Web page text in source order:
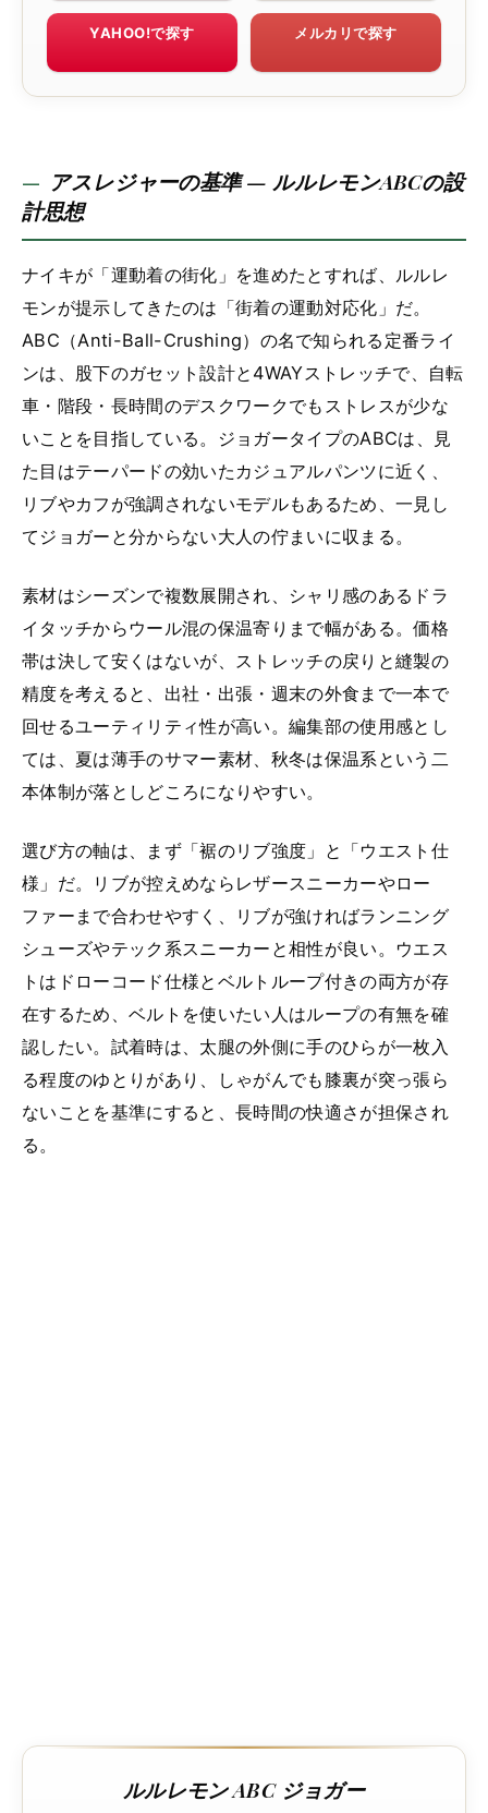
YAHOO!で探す メルカリで探す
アスレジャーの基準 — ルルレモンABCの設
計思想
ナイキが「運動着の街化」を進めたとすれば、ルルレ
モンが提示してきたのは「街着の運動対応化」だ。
ABC（Anti-Ball-Crushing）の名で知られる定番ライ
ンは、股下のガセット設計と4WAYストレッチで、自転
車・階段・長時間のデスクワークでもストレスが少な
いことを目指している。ジョガータイプのABCは、見
た目はテーパードの効いたカジュアルパンツに近く、
リブやカフが強調されないモデルもあるため、一見し
てジョガーと分からない大人の佇まいに収まる。
素材はシーズンで複数展開され、シャリ感のあるドラ
イタッチからウール混の保温寄りまで幅がある。価格
帯は決して安くはないが、ストレッチの戻りと縫製の
精度を考えると、出社・出張・週末の外食まで一本で
回せるユーティリティ性が高い。編集部の使用感とし
ては、夏は薄手のサマー素材、秋冬は保温系という二
本体制が落としどころになりやすい。
選び方の軸は、まず「裾のリブ強度」と「ウエスト仕
様」だ。リブが控えめならレザースニーカーやロー
ファーまで合わせやすく、リブが強ければランニング
シューズやテック系スニーカーと相性が良い。ウエス
トはドローコード仕様とベルトループ付きの両方が存
在するため、ベルトを使いたい人はループの有無を確
認したい。試着時は、太腿の外側に手のひらが一枚入
る程度のゆとりがあり、しゃがんでも膝裏が突っ張ら
ないことを基準にすると、長時間の快適さが担保され
る。
ルルレモン ABC ジョガー